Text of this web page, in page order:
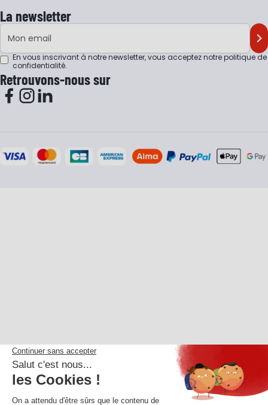
La newsletter
Adresse e-mail
En vous inscrivant à notre newsletter, vous acceptez notrepolitique de
confidentialité.
Retrouvons-nous sur